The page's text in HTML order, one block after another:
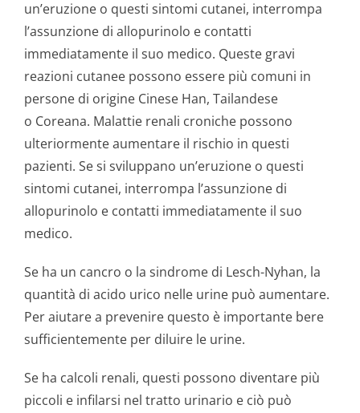
un’eruzione o questi sintomi cutanei, interrompa
l’assunzione di allopurinolo e contatti
immediatamente il suo medico. Queste gravi
reazioni cutanee possono essere più comuni in
persone di origine Cinese Han, Tailandese
o Coreana. Malattie renali croniche possono
ulteriormente aumentare il rischio in questi
pazienti. Se si sviluppano un’eruzione o questi
sintomi cutanei, interrompa l’assunzione di
allopurinolo e contatti immediatamente il suo
medico.
Se ha un cancro o la sindrome di Lesch-Nyhan, la
quantità di acido urico nelle urine può aumentare.
Per aiutare a prevenire questo è importante bere
sufficientemente per diluire le urine.
Se ha calcoli renali, questi possono diventare più
piccoli e infilarsi nel tratto urinario e ciò può